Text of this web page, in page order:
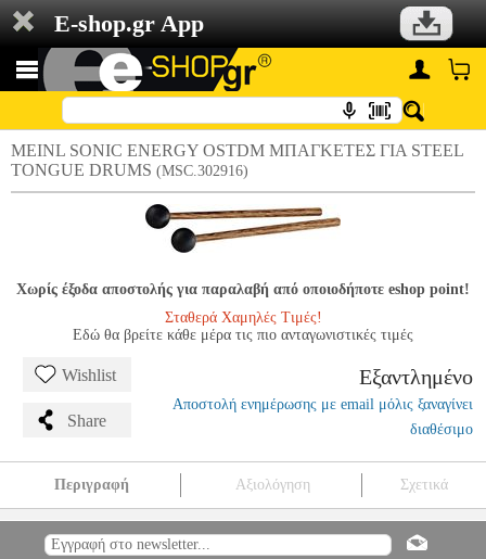
E-shop.gr App
MEINL SONIC ENERGY OSTDM ΜΠΑΓΚΕΤΕΣ ΓΙΑ STEEL
TONGUE DRUMS (MSC.302916)
Χωρίς έξοδα αποστολής για παραλαβή από οποιοδήποτε eshop point!
Σταθερά Χαμηλές Τιμές!
Εδώ θα βρείτε κάθε μέρα τις πιο ανταγωνιστικές τιμές
Wishlist
Share
Εξαντλημένο
Αποστολή ενημέρωσης με email μόλις ξαναγίνει
διαθέσιμο
Περιγραφή Αξιολόγηση Σχετικά
TONGUE DRUMS MSC.302916
SONIC ENERGY